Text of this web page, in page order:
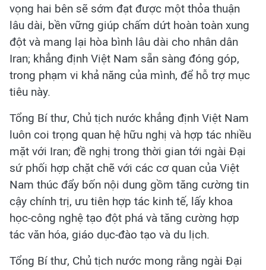
vọng hai bên sẽ sớm đạt được một thỏa thuận
lâu dài, bền vững giúp chấm dứt hoàn toàn xung
đột và mang lại hòa bình lâu dài cho nhân dân
Iran; khẳng định Việt Nam sẵn sàng đóng góp,
trong phạm vi khả năng của mình, để hỗ trợ mục
tiêu này.
Tổng Bí thư, Chủ tịch nước khẳng định Việt Nam
luôn coi trọng quan hệ hữu nghị và hợp tác nhiều
mặt với Iran; đề nghị trong thời gian tới ngài Đại
sứ phối hợp chặt chẽ với các cơ quan của Việt
Nam thúc đẩy bốn nội dung gồm tăng cường tin
cậy chính trị, ưu tiên hợp tác kinh tế, lấy khoa
học-công nghệ tạo đột phá và tăng cường hợp
tác văn hóa, giáo dục-đào tạo và du lịch.
Tổng Bí thư, Chủ tịch nước mong rằng ngài Đại